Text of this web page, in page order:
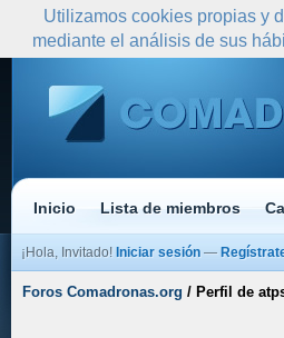
Inicio Lista de miembros
¡Hola, Invitado! Iniciar sesión —
Foros Comadronas.org / Perfil de
Utilizamos cookies propias y
mediante el análisis de sus